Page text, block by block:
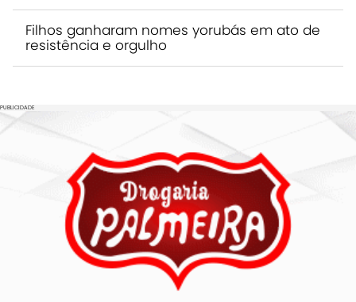
Filhos ganharam nomes yorubás em ato de
resistência e orgulho
PUBLICIDADE